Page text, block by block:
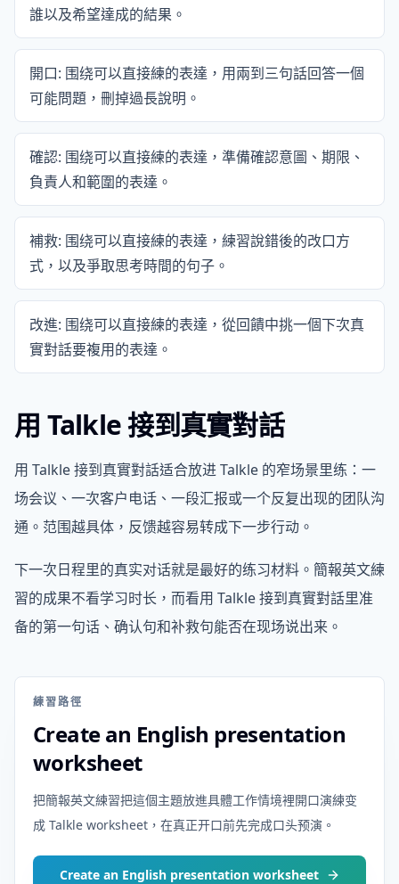
誰以及希望達成的結果。
開口: 围绕可以直接練的表達，用兩到三句話回答一個
可能問題，刪掉過長說明。
確認: 围绕可以直接練的表達，準備確認意圖、期限、
負責人和範圍的表達。
補救: 围绕可以直接練的表達，練習說錯後的改口方
式，以及爭取思考時間的句子。
改進: 围绕可以直接練的表達，從回饋中挑一個下次真
實對話要複用的表達。
用 Talkle 接到真實對話
用 Talkle 接到真實對話适合放进 Talkle 的窄场景里练：一
场会议、一次客户电话、一段汇报或一个反复出现的团队沟
通。范围越具体，反馈越容易转成下一步行动。
下一次日程里的真实对话就是最好的练习材料。簡報英文練
習的成果不看学习时长，而看用 Talkle 接到真實對話里准
备的第一句话、确认句和补救句能否在现场说出来。
練習路徑
Create an English presentation
worksheet
把簡報英文練習把這個主題放進具體工作情境裡開口演練变
成 Talkle worksheet，在真正开口前先完成口头预演。
Create an English presentation worksheet